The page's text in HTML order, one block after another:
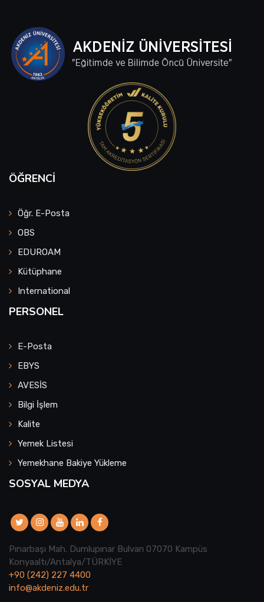
ÖĞRENCI
Öğr. E-Posta
OBS
EDUROAM
Kütüphane
International
PERSONEL
E-Posta
EBYS
AVESİS
Bilgi İşlem
Kalite
Yemek Listesi
Yemekhane Bakiye Yükleme
SOSYAL MEDYA
Pınarbaşı Mah. Dumlupınar Bulvarı 07070 Kampüs
Konyaaltı/Antalya/TÜRKİYE
+90 (242) 227 4400
info@akdeniz.edu.tr